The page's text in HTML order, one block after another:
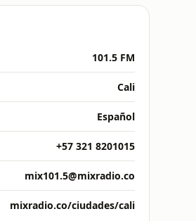
101.5 FM
Cali
Español
+57 321 8201015
mix101.5@mixradio.co
mixradio.co/ciudades/cali